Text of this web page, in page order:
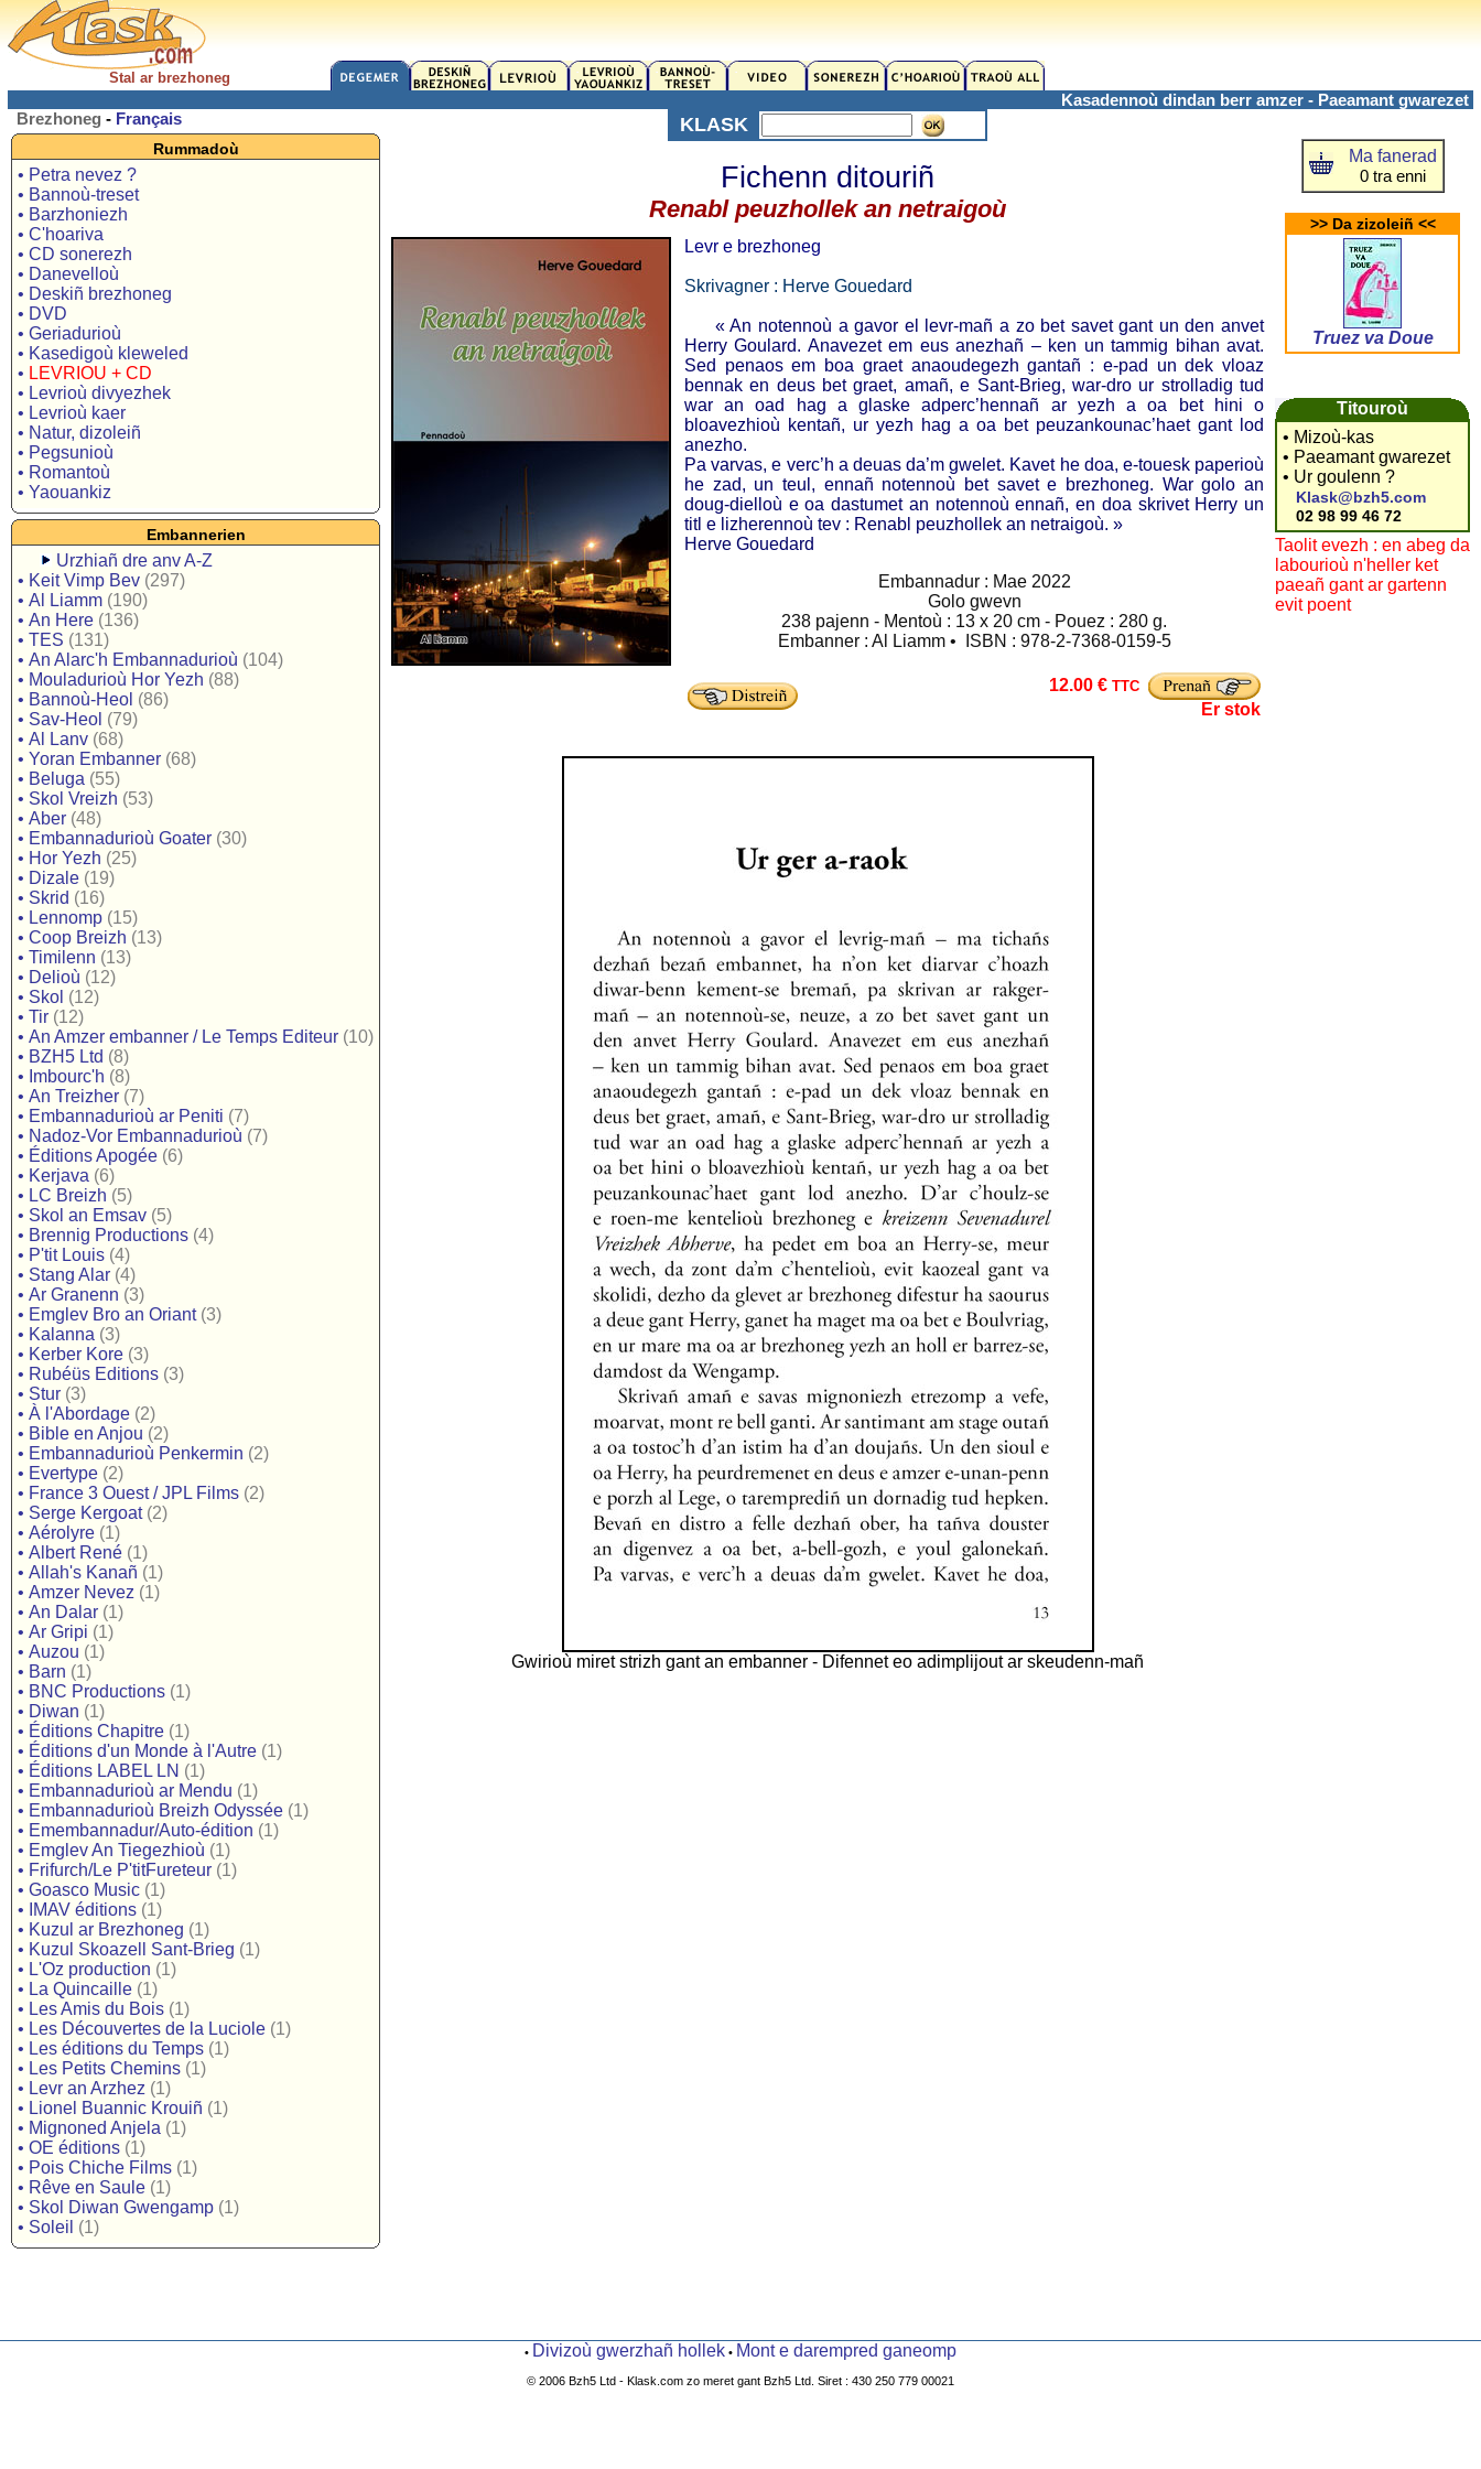
Stal ar brezhoneg
Kasadennoù dindan berr amzer - Paeamant gwarezet
Brezhoneg - Français
Rummadoù
• Petra nevez ?
• Bannoù-treset
• Barzhoniezh
• C'hoariva
• CD sonerezh
• Danevelloù
• Deskiñ brezhoneg
• DVD
• Geriadurioù
• Kasedigoù kleweled
• LEVRIOU + CD
• Levrioù divyezhek
• Levrioù kaer
• Natur, dizoleiñ
• Pegsunioù
• Romantoù
• Yaouankiz
Embannerien
Urzhiañ dre anv A-Z
• Keit Vimp Bev (297)
• Al Liamm (190)
• An Here (136)
• TES (131)
• An Alarc'h Embannadurioù (104)
• Mouladurioù Hor Yezh (88)
• Bannoù-Heol (86)
• Sav-Heol (79)
• Al Lanv (68)
• Yoran Embanner (68)
• Beluga (55)
• Skol Vreizh (53)
• Aber (48)
• Embannadurioù Goater (30)
• Hor Yezh (25)
• Dizale (19)
• Skrid (16)
• Lennomp (15)
• Coop Breizh (13)
• Timilenn (13)
• Delioù (12)
• Skol (12)
• Tir (12)
• An Amzer embanner / Le Temps Editeur (10)
• BZH5 Ltd (8)
• Imbourc'h (8)
• An Treizher (7)
• Embannadurioù ar Peniti (7)
• Nadoz-Vor Embannadurioù (7)
• Éditions Apogée (6)
• Kerjava (6)
• LC Breizh (5)
• Skol an Emsav (5)
• Brennig Productions (4)
• P'tit Louis (4)
• Stang Alar (4)
• Ar Granenn (3)
• Emglev Bro an Oriant (3)
• Kalanna (3)
• Kerber Kore (3)
• Rubéüs Editions (3)
• Stur (3)
• À l'Abordage (2)
• Bible en Anjou (2)
• Embannadurioù Penkermin (2)
• Evertype (2)
• France 3 Ouest / JPL Films (2)
• Serge Kergoat (2)
• Aérolyre (1)
• Albert René (1)
• Allah's Kanañ (1)
• Amzer Nevez (1)
• An Dalar (1)
• Ar Gripi (1)
• Auzou (1)
• Barn (1)
• BNC Productions (1)
• Diwan (1)
• Éditions Chapitre (1)
• Éditions d'un Monde à l'Autre (1)
• Éditions LABEL LN (1)
• Embannadurioù ar Mendu (1)
• Embannadurioù Breizh Odyssée (1)
• Emembannadur/Auto-édition (1)
• Emglev An Tiegezhioù (1)
• Frifurch/Le P'titFureteur (1)
• Goasco Music (1)
•
IMAV éditions (1)
• Kuzul ar Brezhoneg (1)
• Kuzul Skoazell Sant-Brieg (1)
• L'Oz production (1)
• La Quincaille (1)
• Les Amis du Bois (1)
• Les Découvertes de la Luciole (1)
• Les éditions du Temps (1)
• Les Petits Chemins (1)
• Levr an Arzhez (1)
• Lionel Buannic Krouiñ (1)
• Mignoned Anjela (1)
• OE éditions (1)
• Pois Chiche Films (1)
• Rêve en Saule (1)
• Skol Diwan Gwengamp (1)
• Soleil (1)
KLASK
Fichenn ditouriñ
Renabl peuzhollek an netraigoù
Levr e brezhoneg
Skrivagner : Herve Gouedard
« An notennoù a gavor el levr-mañ a zo bet savet gant un den anvet
Herry Goulard. Anavezet em eus anezhañ – ken un tammig bihan avat.
Sed penaos em boa graet anaoudegezh gantañ : e-pad un dek vloaz
bennak en deus bet graet, amañ, e Sant-Brieg, war-dro ur strolladig tud
war an oad hag a glaske adperc’hennañ ar yezh a oa bet hini o
bloavezhioù kentañ, ur yezh hag a oa bet peuzankounac’haet gant lod
anezho.
Pa varvas, e verc’h a deuas da’m gwelet. Kavet he doa, e-touesk paperioù
he zad, un teul, ennañ notennoù bet savet e brezhoneg. War golo an
doug-dielloù e oa dastumet an notennoù ennañ, en doa skrivet Herry un
titl e lizherennoù tev : Renabl peuzhollek an netraigoù. »
Herve Gouedard
Embannadur : Mae 2022
Golo gwevn
238 pajenn - Mentoù : 13 x 20 cm - Pouez : 280 g.
Embanner : Al Liamm • ISBN : 978-2-7368-0159-5
12.00 € TTC
Er stok
Gwirioù miret strizh gant an embanner - Difennet eo adimplijout ar skeudenn-mañ
Ma fanerad
0 tra enni
>> Da zizoleiñ <<
Truez va Doue
Titouroù
• Mizoù-kas
• Paeamant gwarezet
• Ur goulenn ?
Klask@bzh5.com
02 98 99 46 72
Taolit evezh : en abeg da
labourioù n'heller ket
paeañ gant ar gartenn
evit poent
• Divizoù gwerzhañ hollek • Mont e darempred ganeomp
© 2006 Bzh5 Ltd - Klask.com zo meret gant Bzh5 Ltd. Siret : 430 250 779 00021